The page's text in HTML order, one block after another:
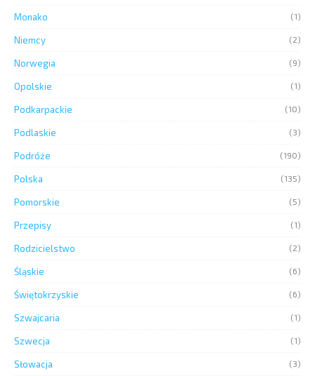
Monako (1)
Niemcy (2)
Norwegia (9)
Opolskie (1)
Podkarpackie (10)
Podlaskie (3)
Podróże (190)
Polska (135)
Pomorskie (5)
Przepisy (1)
Rodzicielstwo (2)
Śląskie (6)
Świętokrzyskie (6)
Szwajcaria (1)
Szwecja (1)
Słowacja (3)